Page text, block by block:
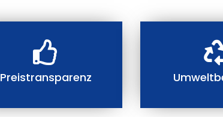
Preistransparenz